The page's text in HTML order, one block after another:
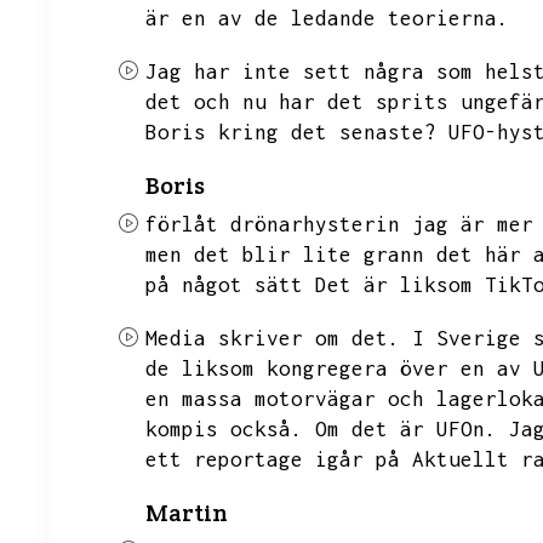
är en av de ledande teorierna.
Jag har inte sett några som
det och nu har det sprits ungefär
Boris kring det senaste? UFO-
Boris
förlåt drönarhysterin jag är
men det blir lite grann det här
på något sätt Det är liksom
Media skriver om det.
I Sverige
de liksom kongregera över en av
en massa motorvägar och
kompis också.
Om det är UFOn.
ett reportage igår på Aktuellt
Martin